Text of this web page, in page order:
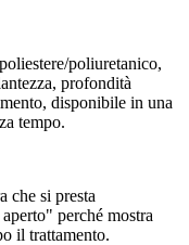
poliuretanico,
profondità
disponibile in una
tempo.
che si presta
perché mostra
il trattamento.